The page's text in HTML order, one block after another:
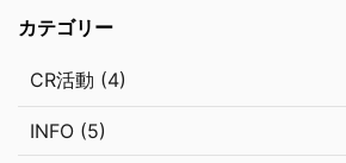
カテゴリー
CR活動 (4)
INFO (5)